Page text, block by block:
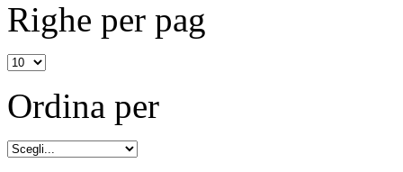
Righe per pag
Ordina per